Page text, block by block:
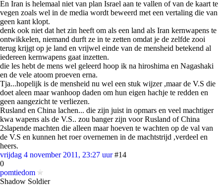
En Iran is helemaal niet van plan Israel aan te vallen of van de kaart te
vegen zoals wel in de media wordt beweerd met een vertaling die van
geen kant klopt.
denk ook niet dat het zin heeft om als een land als Iran kernwapens te
ontwikkelen, niemand durft ze in te zetten omdat je de zelfde zooi
terug krijgt op je land en vrijwel einde van de mensheid betekend al
iedereen kernwapens gaat inzetten.
die les hebt de mens wel geleerd hoop ik na hiroshima en Nagashaki
en de vele atoom proeven erna.
Tja...hopelijk is de mensheid nu wel een stuk wijzer ,maar de V.S die
doet aleen maar wanhoop daden om hun eigen hachje te redden en
geen aangezicht te verliezen.
Rusland en China lachen... die zijn juist in opmars en veel machtiger
kwa wapens als de V.S.. zou banger zijn voor Rusland of China
2slapende machten die alleen maar hoeven te wachten op de val van
de V.S en kunnen het roer overnemen in de machtstrijd ,verdeel en
heers.
vrijdag 4 november 2011, 23:27 uur #14
0
pomtiedom
Shadow Soldier